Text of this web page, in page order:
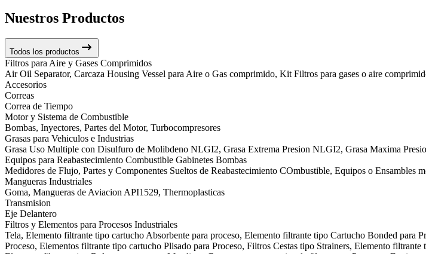
Nuestros Productos
Todos los productos
Filtros para Aire y Gases Comprimidos
Air Oil Separator, Carcaza Housing Vessel para Aire o Gas comprimido, Kit Filtros para gases o aire
Accesorios
Correas
Correa de Tiempo
Motor y Sistema de Combustible
Bombas, Inyectores, Partes del Motor, Turbocompresores
Grasas para Vehiculos e Industrias
Grasa Uso Multiple con Disulfuro de Molibdeno NLGI2, Grasa Extrema Presion NLGI2, Grasa Maxima
Equipos para Reabastecimiento Combustible Gabinetes Bombas
Medidores de Flujo, Partes y Componentes Sueltos de Reabastecimiento COmbustible, Equipos o Ensambles
Mangueras Industriales
Goma, Mangueras de Aviacion API1529, Thermoplasticas
Transmision
Eje Delantero
Filtros y Elementos para Procesos Industriales
Tela, Elemento filtrante tipo cartucho Absorbente para proceso, Elemento filtrante tipo Cartucho Bonded para
Proceso, Elementos filtrante tipo cartucho Plisado para Proceso, Filtros Cestas tipo Strainers, Elemento